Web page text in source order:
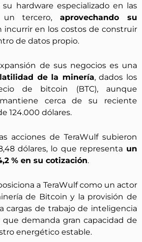
hardware especializado en las
un tercero,aprovechando su
incurrir en los costos de construir
de datos propio.
de sus negocios es una
de la minería, dados los
de bitcoin (BTC), aunque
cerca de su reciente
124.000 dólares.
acciones de TeraWulf subieron
dólares, lo que representa un
% en su cotización.
a TeraWulf como un actor
de Bitcoin y la provisión de
cargas de trabajo de inteligencia
que demanda gran capacidad de
energético estable.